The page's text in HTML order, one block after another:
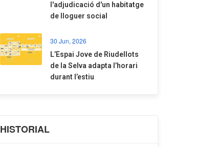
l'adjudicació d'un habitatge
de lloguer social
30 Jun, 2026
​L’Espai Jove de Riudellots
de la Selva adapta l’horari
durant l’estiu
HISTORIAL